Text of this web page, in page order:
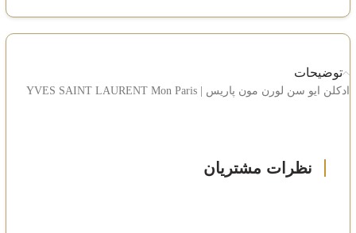
توضیحات
ادکلن ایو سن لورن مون پاریس | YVES SAINT LAURENT Mon Paris